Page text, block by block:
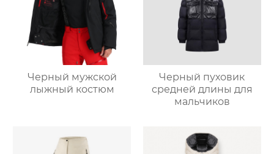
Черный мужской
лыжный костюм
Черный пуховик
средней длины для
мальчиков